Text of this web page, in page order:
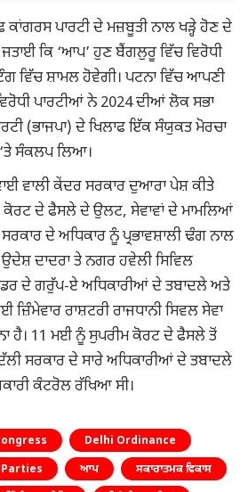
ਪਾਰਟੀ ਦੇ ਮਜ਼ਬੂਤੀ ਨਾਲ ਖੜ੍ਹੇ ਹੋਣ ਦੇ
ਕਿ ‘ਆਪ’ ਹੁਣ ਬੈਂਗਲੁਰੂ ਵਿੱਚ ਵਿਰੋਧੀ
ਵਿੱਚ ਸ਼ਾਮਲ ਹੋਵੇਗੀ। ਪਟਨਾ ਵਿੱਚ ਆਪਣੀ
ਪਾਰਟੀਆਂ ਨੇ 2024 ਦੀਆਂ ਲੋਕ ਸਭਾ
(ਭਾਜਪਾ) ਦੇ ਖਿਲਾਫ ਇੱਕ ਸੰਯੁਕਤ ਮੋਰਚਾ
ਸੰਕਲਪ ਲਿਆ।
ਵਾਲੀ ਕੇਂਦਰ ਸਰਕਾਰ ਦੁਆਰਾ ਪੇਸ਼ ਕੀਤੇ
ਦੇ ਫੈਸਲੇ ਦੇ ਉਲਟ, ਸੇਵਾਵਾਂ ਦੇ ਮਾਮਲਿਆਂ
ਦੇ ਅਧਿਕਾਰ ਨੂੰ ਪ੍ਰਭਾਵਸ਼ਾਲੀ ਢੰਗ ਨਾਲ
ਦਾਦਰਾ ਤੇ ਨਗਰ ਹਵੇਲੀ ਸਿਵਿਲ
ਦੇ ਗਰੁੱਪ-ਏ ਅਧਿਕਾਰੀਆਂ ਦੇ ਤਬਾਦਲੇ ਅਤੇ
ਰਾਸ਼ਟਰੀ ਰਾਜਧਾਨੀ ਸਿਵਲ ਸੇਵਾ
ਹੈ। 11 ਮਈ ਨੂੰ ਸੁਪਰੀਮ ਕੋਰਟ ਦੇ ਫੈਸਲੇ ਤੋਂ
ਸਰਕਾਰ ਦੇ ਸਾਰੇ ਅਧਿਕਾਰੀਆਂ ਦੇ ਤਬਾਦਲੇ
ਕੰਟਰੋਲ ਰੱਖਿਆ ਸੀ।
Delhi Ordinance
ਆਪ
ਸਕਾਰਾਤਮਕ ਵਿਕਾਸ